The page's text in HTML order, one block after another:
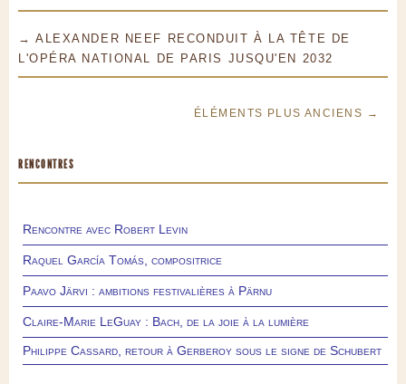
→ ALEXANDER NEEF RECONDUIT À LA TÊTE DE
L'OPÉRA NATIONAL DE PARIS JUSQU'EN 2032
ÉLÉMENTS PLUS ANCIENS →
RENCONTRES
Rencontre avec Robert Levin
Raquel García Tomás, compositrice
Paavo Järvi : ambitions festivalières à Pärnu
Claire-Marie LeGuay : Bach, de la joie à la lumière
Philippe Cassard, retour à Gerberoy sous le signe de Schubert